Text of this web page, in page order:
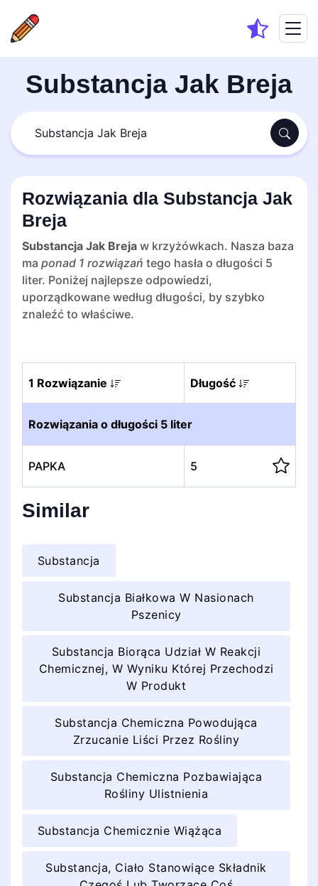
Substancja Jak Breja
Rozwiązania dla Substancja Jak
Breja
Substancja Jak Breja w krzyżówkach. Nasza baza
ma ponad 1 rozwiązań tego hasła o długości 5
liter. Poniżej najlepsze odpowiedzi,
uporządkowane według długości, by szybko
znaleźć to właściwe.
1 Rozwiązanie Długość
Rozwiązania o długości 5 liter
PAPKA 5
Similar
Substancja
Substancja Białkowa W Nasionach
Pszenicy
Substancja Biorąca Udział W Reakcji
Chemicznej, W Wyniku Której Przechodzi
W Produkt
Substancja Chemiczna Powodująca
Zrzucanie Liści Przez Rośliny
Substancja Chemiczna Pozbawiająca
Rośliny Ulistnienia
Substancja Chemicznie Wiążąca
Substancja, Ciało Stanowiące Składnik